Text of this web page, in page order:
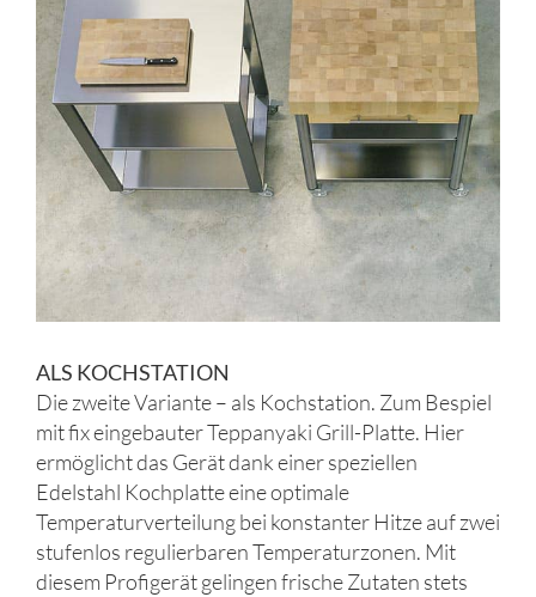
ALS KOCHSTATION
Die zweite Variante – als Kochstation. Zum Bespiel
mit fix eingebauter Teppanyaki Grill-Platte. Hier
ermöglicht das Gerät dank einer speziellen
Edelstahl Kochplatte eine optimale
Temperaturverteilung bei konstanter Hitze auf zwei
stufenlos regulierbaren Temperaturzonen. Mit
diesem Profigerät gelingen frische Zutaten stets